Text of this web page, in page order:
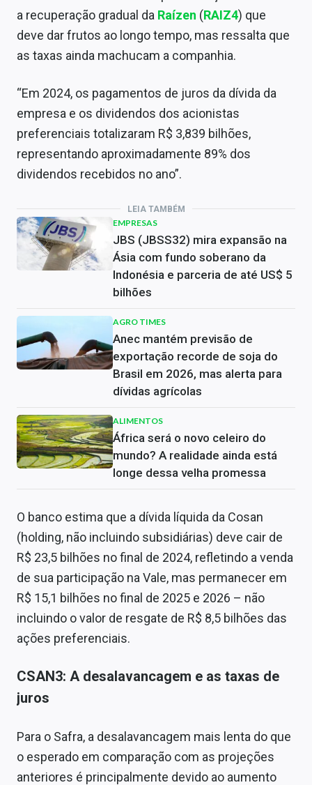
a recuperação gradual da Raízen (RAIZ4) que
deve dar frutos ao longo tempo, mas ressalta que
as taxas ainda machucam a companhia.
“Em 2024, os pagamentos de juros da dívida da
empresa e os dividendos dos acionistas
preferenciais totalizaram R$ 3,839 bilhões,
representando aproximadamente 89% dos
dividendos recebidos no ano”.
LEIA TAMBÉM
EMPRESAS
JBS (JBSS32) mira expansão na
Ásia com fundo soberano da
Indonésia e parceria de até US$ 5
bilhões
AGRO TIMES
Anec mantém previsão de
exportação recorde de soja do
Brasil em 2026, mas alerta para
dívidas agrícolas
ALIMENTOS
África será o novo celeiro do
mundo? A realidade ainda está
longe dessa velha promessa
O banco estima que a dívida líquida da Cosan
(holding, não incluindo subsidiárias) deve cair de
R$ 23,5 bilhões no final de 2024, refletindo a venda
de sua participação na Vale, mas permanecer em
R$ 15,1 bilhões no final de 2025 e 2026 – não
incluindo o valor de resgate de R$ 8,5 bilhões das
ações preferenciais.
CSAN3: A desalavancagem e as taxas de
juros
Para o Safra, a desalavancagem mais lenta do que
o esperado em comparação com as projeções
anteriores é principalmente devido ao aumento